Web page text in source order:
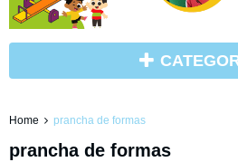
Home prancha de formas
prancha de formas